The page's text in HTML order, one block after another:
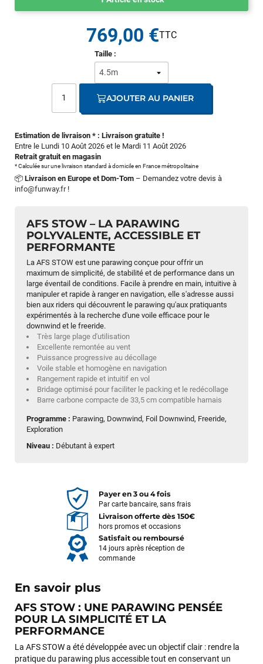
AFS STOW – LA PARAWING
POLYVALENTE, ACCESSIBLE ET
PERFORMANTE
La AFS STOW est une parawing conçue pour offrir un
maximum de simplicité, de stabilité et de performance dans un
large éventail de conditions. Facile à prendre en main, intuitive à
manipuler et rapide à ranger en navigation, elle s'adresse aussi
bien aux riders qui découvrent le parawing qu'aux pratiquants
expérimentés à la recherche d'une voile efficace pour le
downwind et le freeride.
Très large plage d'utilisation
Excellente remontée au vent
Puissance progressive au décollage
Voile stable et homogène en navigation
Rangement rapide et intuitif en vol
Bridage optimisé pour faciliter le packing et le redécollage
Barre carbone compacte de 33,5 cm compatible harnais
Programme : Parawing, Downwind, Foil Downwind, Freeride,
Exploration
Niveau : Débutant à expert
Estimation de livraison * : Livraison gratuite !
Entre le Lundi 10 Août 2026 et le Mardi 11 Août 2026
Retrait gratuit en magasin
* Calculée sur une livraison standard à domicile en France métropolitaine
📦 Livraison en Europe et Dom-Tom – Demandez votre devis à
info@funway.fr!
Taille :
769,00 €
AJOUTER AU PANIER
Payer en 3 ou 4 fois
Par carte bancaire, sans frais
Livraison offerte dès 150€
hors promos et occasions
Satisfait ou remboursé
14 jours après réception de
commande
En savoir plus
AFS STOW : UNE PARAWING PENSÉE
POUR LA SIMPLICITÉ ET LA
PERFORMANCE
La AFS STOW a été développée avec un objectif clair : rendre la
pratique du parawing plus accessible tout en conservant un